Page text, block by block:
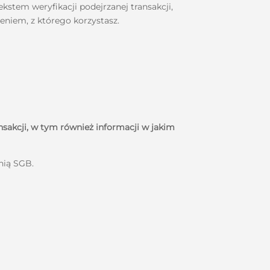
weryfikacji podejrzanej transakcji,
z którego korzystasz.
w tym również informacji w jakim
SGB.